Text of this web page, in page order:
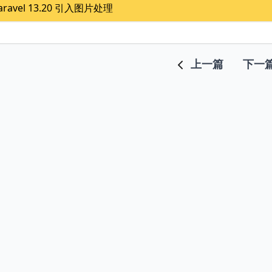
13.20 引入图片处理
上一篇 下一